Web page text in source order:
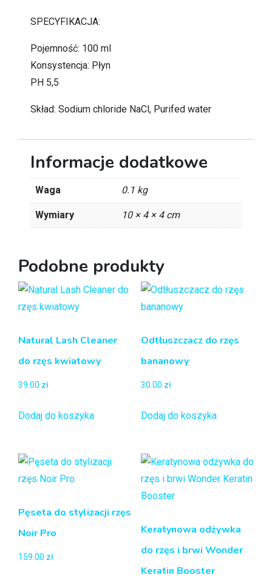
SPECYFIKACJA:
Pojemność: 100 ml
Konsystencja: Płyn
PH 5,5
Skład: Sodium chloride NaCl, Purifed water
Informacje dodatkowe
Waga 0.1 kg
Wymiary 10 × 4 × 4 cm
Podobne produkty
Natural Lash Cleaner
do rzęs kwiatowy
39.00 zł
Dodaj do koszyka
Odtłuszczacz do rzęs
bananowy
30.00 zł
Dodaj do koszyka
Pęseta do stylizacji rzęs
Noir Pro
159.00 zł
Keratynowa odżywka
do rzęs i brwi Wonder
Keratin Booster